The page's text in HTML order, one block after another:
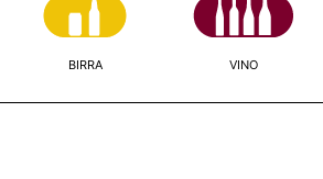
BIRRA VINO